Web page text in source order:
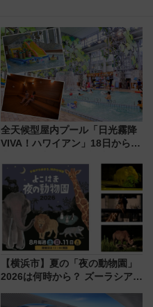
全天候型屋内プール「日光霧降
VIVA！ハワイアン」18日から営
ァミリーから大人まで幅広い世
代が一日中楽しる夏のリゾート
を楽しんで
【横浜市】夏の「夜の動物園」
2026は何時から？ ズーラシア・
見どころ、限定イベントを徹底